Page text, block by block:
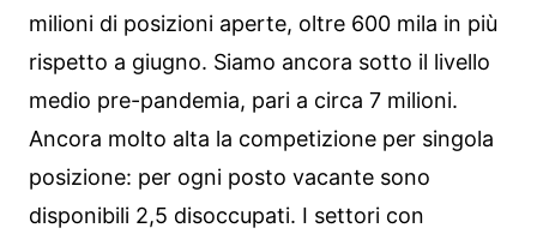
milioni di posizioni aperte, oltre 600 mila in più
rispetto a giugno. Siamo ancora sotto il livello
medio pre-pandemia, pari a circa 7 milioni.
Ancora molto alta la competizione per singola
posizione: per ogni posto vacante sono
disponibili 2,5 disoccupati. I settori con